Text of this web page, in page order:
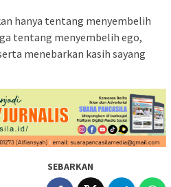
hanya tentang menyembelih
tentang menyembelih ego,
menebarkan kasih sayang
SEBARKAN